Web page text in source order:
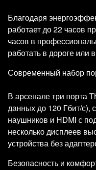
Благодаря
работает до 22 часов
часов в
работать в дороге или
Современный набор
В арсенале три порта
данных до 120 Гбит/с),
наушников и HDMI с
несколько дисплеев
устройства без
Безопасность и